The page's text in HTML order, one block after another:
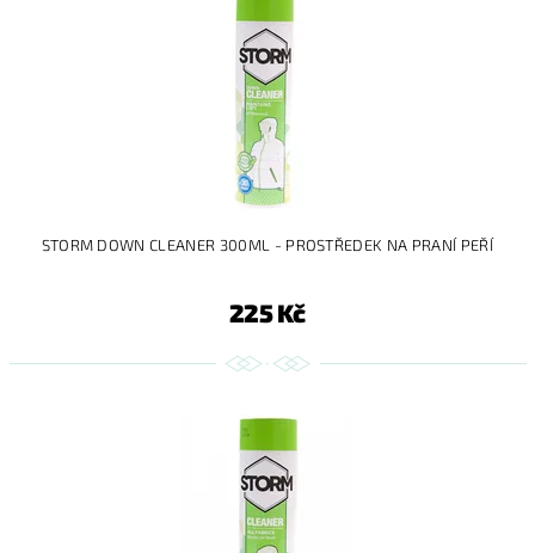
STORM DOWN CLEANER 300ML - PROSTŘEDEK NA PRANÍ PEŘÍ
225 Kč